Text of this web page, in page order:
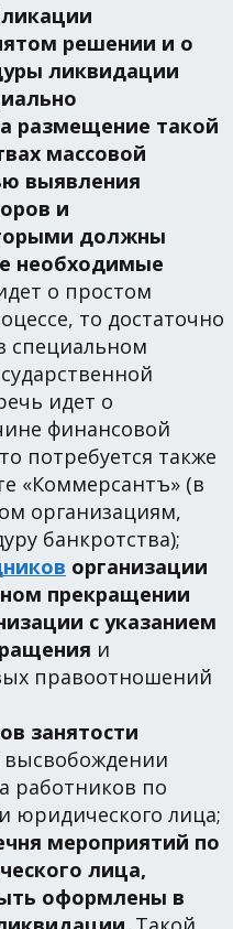
решении и о
ликвидации
размещение такой
массовой
выявления
и
должны
необходимые
о простом
то достаточно
специальном
идет о
финансовой
потребуется также
«Коммерсантъ» (в
организациям,
банкротства);
организации
прекращении
с указанием
и
правоотношений
занятости
высвобождении
работников по
юридического лица;
мероприятий по
лица,
оформлены в